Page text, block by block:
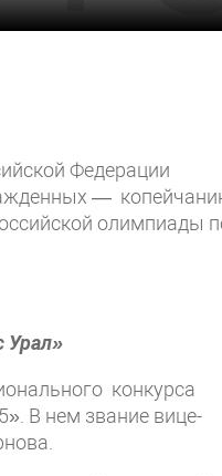
Федерации
—
олимпиады
Урал»
конкурса
В нем звание вице-